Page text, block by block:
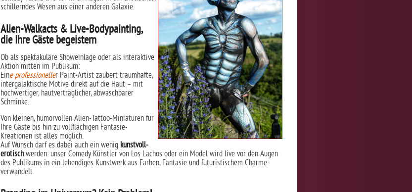
schillerndes Wesen aus einer anderen Galaxie.
Alien-Walkacts & Live-Bodypainting,
die Ihre Gäste begeistern
Ob als spektakuläre Showeinlage oder als interaktive
Aktion mitten im Publikum:
Eine professioneller Paint-Artist zaubert traumhafte,
intergalaktische Motive direkt auf die Haut – mit
hochwertiger, hautverträglicher, abwaschbarer
Schminke.
Von kleinen, humorvollen Alien-Tattoo-Miniaturen für
Ihre Gäste bis hin zu vollflächigen Fantasie-
Kreationen ist alles möglich.
Auf Wunsch darf es dabei auch ein wenig kunstvoll-
erotischwerden: unser Comedy Künstler von Los Lachos oder ein Model wird live vor den Augen
des Publikums in ein lebendiges Kunstwerk aus Farben, Fantasie und futuristischem Charme
verwandelt.